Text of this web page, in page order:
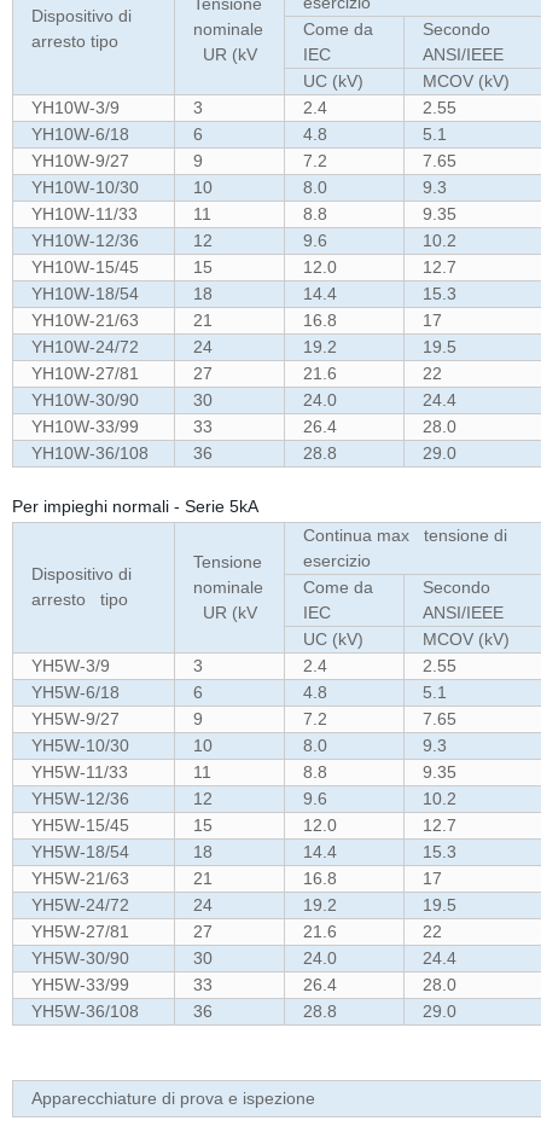
Dispositivo di
arresto tipo
nominale
UR (kV
Come da
IEC
Secondo
ANSI/IEEE
UC (kV)
MCOV (kV)
YH10W-3/9
3 2.4
2.55
YH10W-6/18
6 4.8
5.1
YH10W-9/27
9 7.2
7.65
YH10W-10/30
10 8.0
9.3
YH10W-11/33
11 8.8
9.35
YH10W-12/36
12 9.6
10.2
YH10W-15/45
15 12.0
12.7
YH10W-18/54
18 14.4
15.3
YH10W-21/63
21 16.8
17
YH10W-24/72
24 19.2
19.5
YH10W-27/81
27 21.6
22
YH10W-30/90
30 24.0
24.4
YH10W-33/99
33 26.4
28.0
YH10W-36/108
36 28.8 29.0
Per impieghi normali - Serie 5kA
Dispositivo di
arresto tipo
Tensione
nominale
UR (kV
Continua max tensione di
esercizio
Come da
IEC
Secondo
ANSI/IEEE
UC (kV)
MCOV (kV)
YH5W-3/9
3 2.4
2.55
YH5W-6/18
6 4.8
5.1
YH5W-9/27
9 7.2
7.65
YH5W-10/30
10 8.0
9.3
YH5W-11/33
11 8.8
9.35
YH5W-12/36
12 9.6
10.2
YH5W-15/45
15 12.0
12.7
YH5W-18/54
18 14.4
15.3
YH5W-21/63
21 16.8
17
YH5W-24/72
24 19.2
19.5
YH5W-27/81
27 21.6
22
YH5W-30/90
30 24.0
24.4
YH5W-33/99
33 26.4
28.0
YH5W-36/108
36 28.8 29.0
Apparecchiature di prova e ispezione